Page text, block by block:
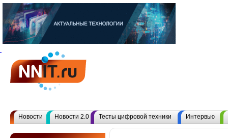
Новости Новости 2.0 Тесты цифровой техники Интервью